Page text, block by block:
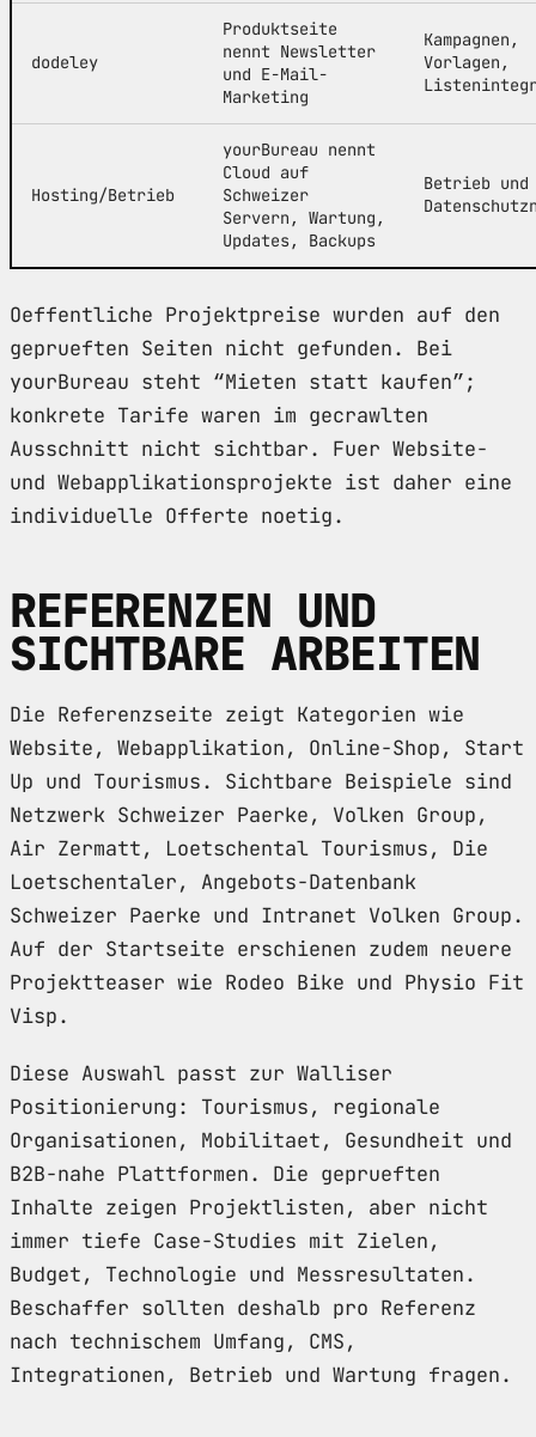
dodeley
Produktseite
nennt Newsletter
und E-Mail-
Marketing
Kampagnen,
Vorlagen,
Hosting/Betrieb
yourBureau nennt
Cloud auf
Schweizer
Servern, Wartung,
Updates, Backups
Betrieb und
Oeffentliche Projektpreise wurden auf den
geprueften Seiten nicht gefunden. Bei
yourBureau steht “Mieten statt kaufen”;
konkrete Tarife waren im gecrawlten
Ausschnitt nicht sichtbar. Fuer Website-
und Webapplikationsprojekte ist daher eine
individuelle Offerte noetig.
REFERENZEN UND
SICHTBARE ARBEITEN
Die Referenzseite zeigt Kategorien wie
Website, Webapplikation, Online-Shop, Start
Up und Tourismus. Sichtbare Beispiele sind
Netzwerk Schweizer Paerke, Volken Group,
Air Zermatt, Loetschental Tourismus, Die
Loetschentaler, Angebots-Datenbank
Schweizer Paerke und Intranet Volken Group.
Auf der Startseite erschienen zudem neuere
Projektteaser wie Rodeo Bike und Physio Fit
Visp.
Diese Auswahl passt zur Walliser
Positionierung: Tourismus, regionale
Organisationen, Mobilitaet, Gesundheit und
B2B-nahe Plattformen. Die geprueften
Inhalte zeigen Projektlisten, aber nicht
immer tiefe Case-Studies mit Zielen,
Budget, Technologie und Messresultaten.
Beschaffer sollten deshalb pro Referenz
nach technischem Umfang, CMS,
Integrationen, Betrieb und Wartung fragen.